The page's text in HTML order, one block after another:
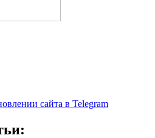
сайта в Telegram